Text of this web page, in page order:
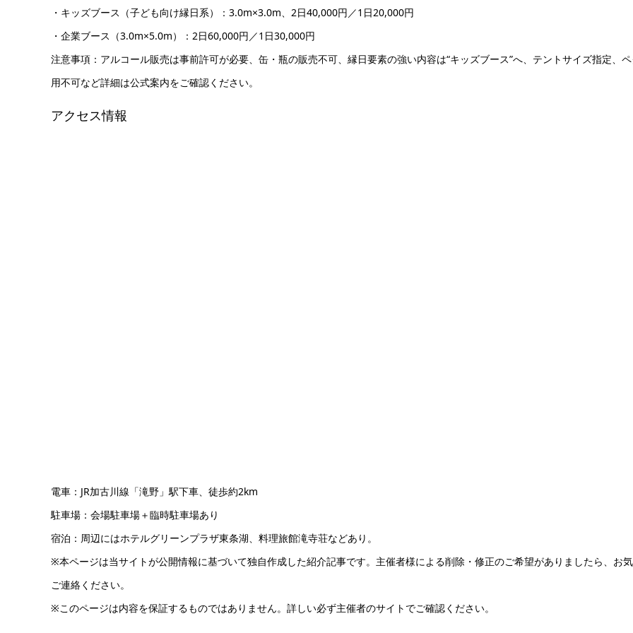
・キッズブース（子ども向け縁日系）：3.0m×3.0m、2日40,000円／1日20,000円
・企業ブース（3.0m×5.0m）：2日60,000円／1日30,000円
注意事項：アルコール販売は事前許可が必要、缶・瓶の販売不可、縁日要素の強い内容は“キッズブース”へ、テントサイズ指定、
用不可など詳細は公式案内をご確認ください。
アクセス情報
電車：JR加古川線「滝野」駅下車、徒歩約2km
駐車場：会場駐車場＋臨時駐車場あり
宿泊：周辺にはホテルグリーンプラザ東条湖、料理旅館滝寺荘などあり。
※本ページは当サイトが公開情報に基づいて独自作成した紹介記事です。主催者様による削除・修正のご希望がありましたら、お
ご連絡ください。
※このページは内容を保証するものではありません。詳しい必ず主催者のサイトでご確認ください。